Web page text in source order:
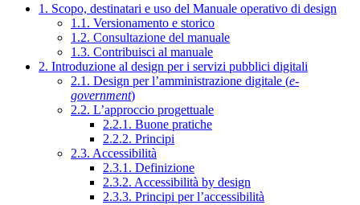
1. Scopo, destinatari e uso del Manuale operativo di design
1.1. Versionamento e storico
1.2. Consultazione del manuale
1.3. Contribuisci al manuale
2. Introduzione al design per i servizi pubblici digitali
2.1. Design per l’amministrazione digitale (e-
government)
2.2. L’approccio progettuale
2.2.1. Buone pratiche
2.2.2. Principi
2.3. Accessibilità
2.3.1. Definizione
2.3.2. Accessibilità by design
2.3.3. Principi per l’accessibilità